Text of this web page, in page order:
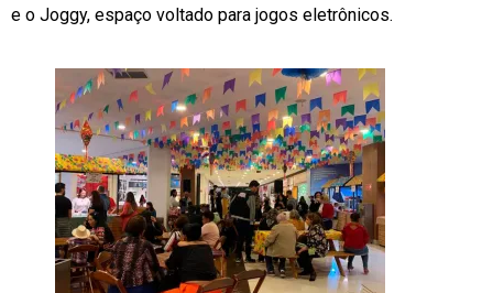
e o Joggy, espaço voltado para jogos eletrônicos.